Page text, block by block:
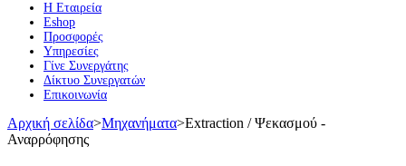
Η Εταιρεία
Eshop
Προσφορές
Υπηρεσίες
Γίνε Συνεργάτης
Δίκτυο Συνεργατών
Επικοινωνία
Αρχική σελίδα>Μηχανήματα>Extraction / Ψεκασμού -
Αναρρόφησης